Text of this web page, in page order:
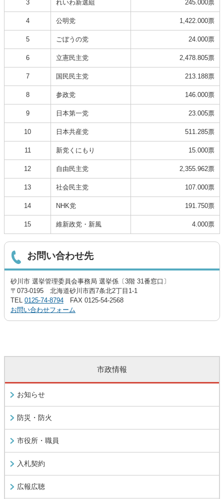
3 れいわ新選組 245.000票
4 公明党 1,422.000票
5 ごぼうの党 24.000票
6 立憲民主党 2,478.805票
7 国民民主党 213.188票
8 参政党 146.000票
9 日本第一党 23.005票
10 日本共産党 511.285票
11 新党くにもり 15.000票
12 自由民主党 2,355.962票
13 社会民主党 107.000票
14 NHK党 191.750票
15 維新政党・新風 4.000票
お問い合わせ先
砂川市 選挙管理委員会事務局 選挙係〔3階 31番窓口〕
〒073-0195 北海道砂川市西7条北2丁目1-1
TEL 0125-74-8794 FAX 0125-54-2568
お問い合わせフォーム
市政情報
お知らせ
防災・防火
市役所・職員
入札契約
広報広聴